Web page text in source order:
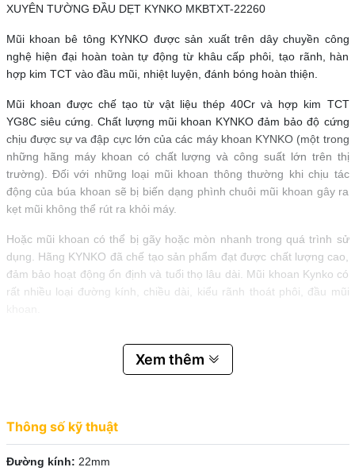
XUYÊN TƯỜNG ĐẦU DẸT KYNKO MKBTXT-22260
Mũi khoan bê tông KYNKO được sản xuất trên dây chuyền công
nghệ hiện đại hoàn toàn tự động từ khâu cấp phôi, tạo rãnh, hàn
hợp kim TCT vào đầu mũi, nhiệt luyện, đánh bóng hoàn thiện.
Mũi khoan được chế tạo từ vật liệu thép 40Cr và hợp kim TCT
YG8C siêu cứng. Chất lượng mũi khoan KYNKO đảm bảo độ cứng
chịu được sự va đập cực lớn của các máy khoan KYNKO (một trong
những hãng máy khoan có chất lượng và công suất lớn trên thị
trường). Đối với những loại mũi khoan thông thường khi chịu tác
động của búa khoan sẽ bị biến dạng phình chuôi mũi khoan gây ra
kẹt mũi không thể rút ra khỏi máy.
Hoặc mũi khoan có thể bị gãy hoặc mòn nhanh trong quá trình sử
dụng. Hãng KYNKO đã chế tạo sản phẩm đạt được chất lượng cao,
đảm bảo hoạt động ổn định và tuổi thọ lâu dài. Mũi khoan Kynko có
rất nhiều loại đường kính, chiều dài, kiểu rãnh thoát phôi, đầu mũi
Kiểu rãnh: kép
Kiểu mũi: 2 cạnh
Xem thêm
Thông số kỹ thuật
Đường kính: 22mm